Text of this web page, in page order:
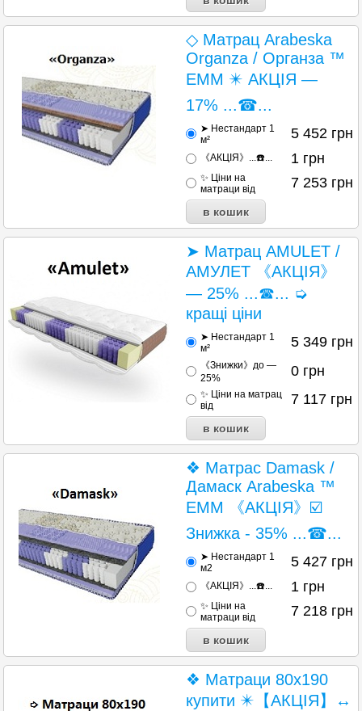
◇ Матрац Arabeska
Organza / Органза ™
ЕММ ✴️ АКЦІЯ —
17% ...☎...
➤ Нестандарт 1
м²
5 452 грн
《АКЦІЯ》...☎️... 1 грн
✨ Ціни на
матраци від
7 253 грн
➤ Матрац AMULET /
АМУЛЕТ 《АКЦІЯ》
— 25% ...☎... ➭
кращі ціни
➤ Нестандарт 1
м²
5 349 грн
《Знижки》до —
25%
0 грн
✨ Ціни на матрац
від
7 117 грн
❖ Матрас Damask /
Дамаск Arabeska ™
ЕММ 《АКЦІЯ》☑️
Знижка - 35% ...☎...
➤ Нестандарт 1
м2
5 427 грн
《АКЦІЯ》...☎️... 1 грн
✨ Ціни на
матраци від
7 218 грн
❖ Матраци 80х190
купити ✴️【АКЦІЯ】↔